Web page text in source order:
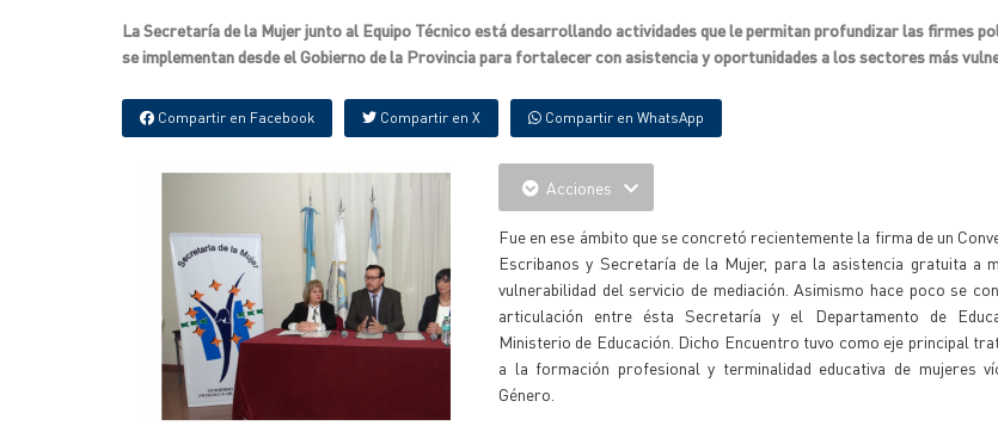
La Secretaría de la Mujer junto al Equipo Técnico está desarrollando actividades que le permitan profundizar las firmes
se implementan desde el Gobierno de la Provincia para fortalecer con asistencia y oportunidades a los sectores más
Compartir en Facebook Compartir en X Compartir en WhatsApp
Acciones
Fue en ese ámbito que se concretó recientemente la firma de un
Escribanos y Secretaría de la Mujer, para la asistencia gratuita a
vulnerabilidad del servicio de mediación. Asimismo hace poco se
articulación entre ésta Secretaría y el Departamento de
Ministerio de Educación. Dicho Encuentro tuvo como eje principal
a la formación profesional y terminalidad educativa de mujeres
Género.